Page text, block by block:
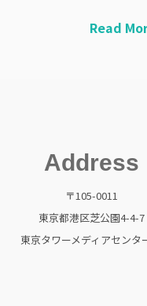
Read
Address
〒105-0011
東京都港区芝公園4-4-7
東京タワーメディアセンタ